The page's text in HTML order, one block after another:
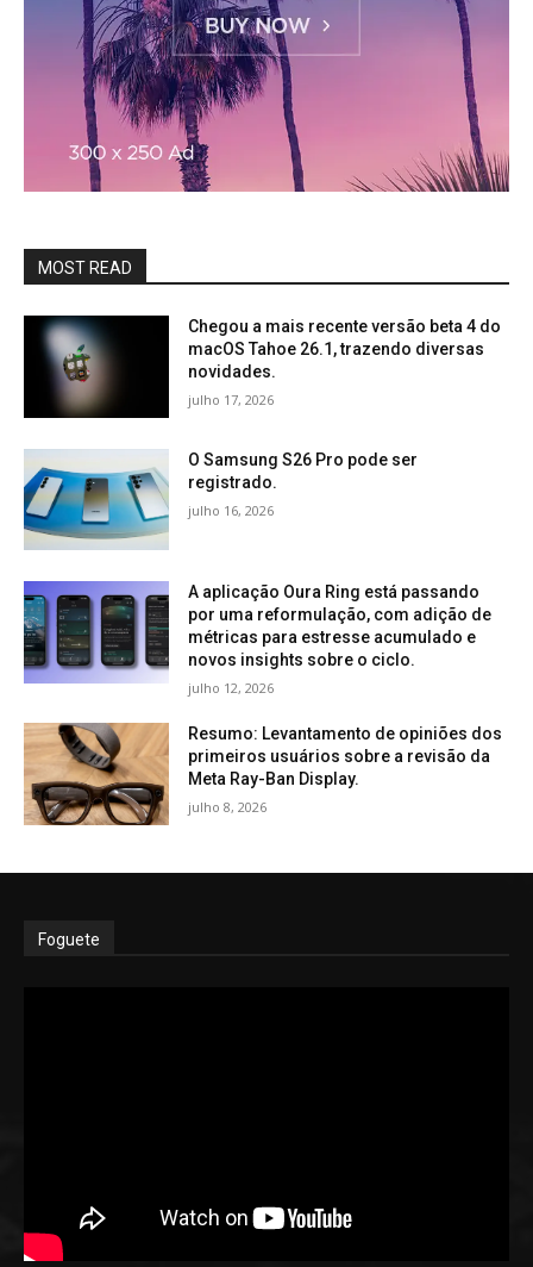
MOST READ
Chegou a mais recente versão beta 4 do
macOS Tahoe 26.1, trazendo diversas
novidades.
julho 17, 2026
O Samsung S26 Pro pode ser
registrado.
julho 16, 2026
A aplicação Oura Ring está passando
por uma reformulação, com adição de
métricas para estresse acumulado e
novos insights sobre o ciclo.
julho 12, 2026
Resumo: Levantamento de opiniões dos
primeiros usuários sobre a revisão da
Meta Ray-Ban Display.
julho 8, 2026
Foguete